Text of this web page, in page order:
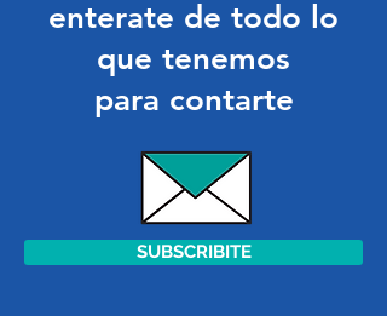
enterate de todo lo
que tenemos
para contarte
SUBSCRIBITE